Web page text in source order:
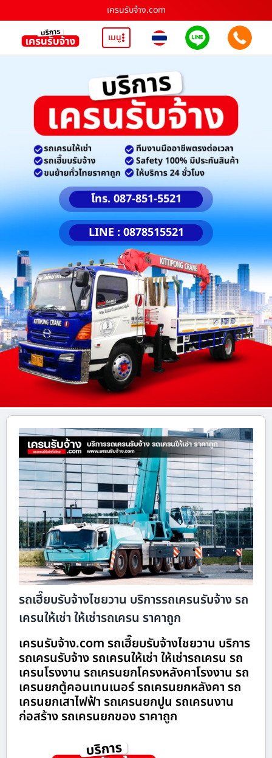
เครนรับจ้าง.com
เมนู
โทร. 087-851-5521
LINE : 0878515521
รถเฮี๊ยบรับจ้างไชยวาน บริการรถเครนรับจ้าง รถ
เครนให้เช่า ให้เช่ารถเครน ราคาถูก
เครนรับจ้าง.com รถเฮี๊ยบรับจ้างไชยวาน บริการ
รถเครนรับจ้าง รถเครนให้เช่า ให้เช่ารถเครน รถ
เครนโรงงาน รถเครนยกโครงหลังคาโรงงาน รถ
เครนยกตู้คอนเทนเนอร์ รถเครนยกหลังคา รถ
เครนยกเสาไฟฟ้า รถเครนยกปูน รถเครนงาน
ก่อสร้าง รถเครนยกของ ราคาถูก